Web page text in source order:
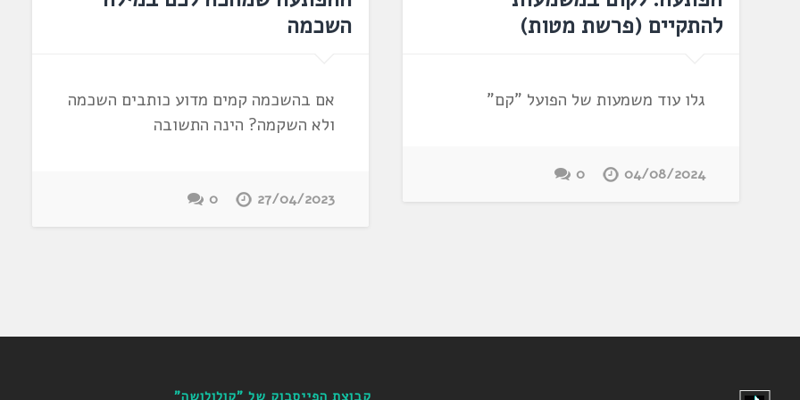
להתקיים (פרשת מטות)
גלו עוד משמעות של הפועל "קם"
04/08/2024
0
השכמה
אם בהשכמה קמים מדוע כותבים השכמה
ולא השקמה? הינה התשובה
27/04/2023
0